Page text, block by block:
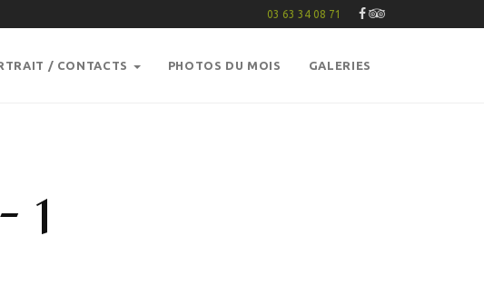
03 63 34 08 71
/ CONTACTS PHOTOS DU MOIS GALERIES
1